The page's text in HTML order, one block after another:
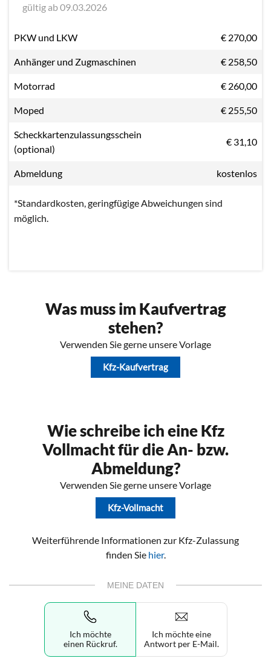
gültig ab 09.03.2026
PKW und LKW € 270,00
Anhänger und Zugmaschinen € 258,50
Motorrad € 260,00
Moped € 255,50
Scheckkartenzulassungsschein
(optional)
€ 31,10
Abmeldung kostenlos
*Standardkosten, geringfügige Abweichungen sind
möglich.
Was muss im Kaufvertrag
stehen?
Verwenden Sie gerne unsere Vorlage
Kfz-Kaufvertrag
Wie schreibe ich eine Kfz
Vollmacht für die An- bzw.
Abmeldung?
Verwenden Sie gerne unsere Vorlage
Kfz-Vollmacht
Weiterführende Informationen zur Kfz-Zulassung
finden Sie hier.
MEINE DATEN
Ich möchte
einen Rückruf.
Ich möchte eine
Antwort per E-Mail.